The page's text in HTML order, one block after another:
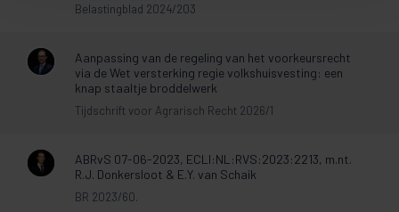
Belastingblad 2024/203
Aanpassing van de regeling van het voorkeursrecht
via de Wet versterking regie volkshuisvesting: een
knap staaltje broddelwerk
Tijdschrift voor Agrarisch Recht 2026/1
ABRvS 07-06-2023, ECLI:NL:RVS:2023:2213, m.nt.
R.J. Donkersloot & E.Y. van Schaik
BR 2023/60.